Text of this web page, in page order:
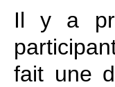
Il y a
fait une